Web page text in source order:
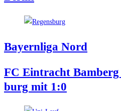
Bay­ern­li­ga Nord
FC Ein­tracht
burg mit 1:0